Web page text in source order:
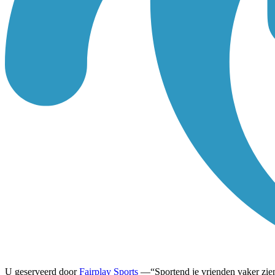
U geserveerd door Fairplay Sports — Sportend je vrienden vaker